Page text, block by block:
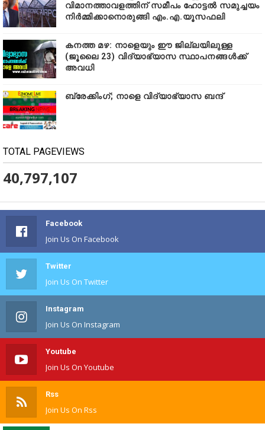
വിമാനത്താവളത്തിന് സമീപം ഹോട്ടൽ സമുച്ചയം
നിർമ്മിക്കാനൊരുങ്ങി എം.എ.യൂസഫലി
കനത്ത മഴ: നാളെയും ഈ ജില്ലയിലുള്ള
(ജൂലൈ 23) വിദ്യാഭ്യാസ സ്ഥാപനങ്ങൾക്ക്
അവധി
ബ്രേക്കിംഗ്; നാളെ വിദ്യാഭ്യാസ ബന്ദ്
TOTAL PAGEVIEWS
40,797,107
Facebook
Join Us On Facebook
Twitter
Join Us On Twitter
Instagram
Join Us On Instagram
Youtube
Join Us On Youtube
Rss
Join Us On Rss